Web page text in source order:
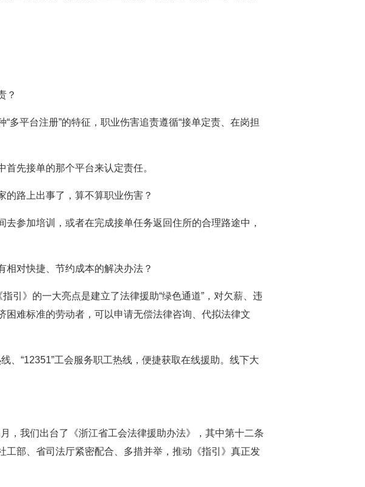
？
平台注册”的特征，职业伤害追责遵循“接单定责、在岗担
先接单的那个平台来认定责任。
路上出事了，算不算职业伤害？
参加培训，或者在完成接单任务返回住所的合理路途中，
对快捷、节约成本的解决办法？
引》的一大亮点是建立了法律援助“绿色通道”，对欠薪、违
难标准的劳动者，可以申请无偿法律咨询、代拟法律文
、“12351”工会服务职工热线，便捷获取在线援助。线下大
，我们出台了《浙江省工会法律援助办法》，其中第十二条
部、省司法厅紧密配合、多措并举，推动《指引》真正发